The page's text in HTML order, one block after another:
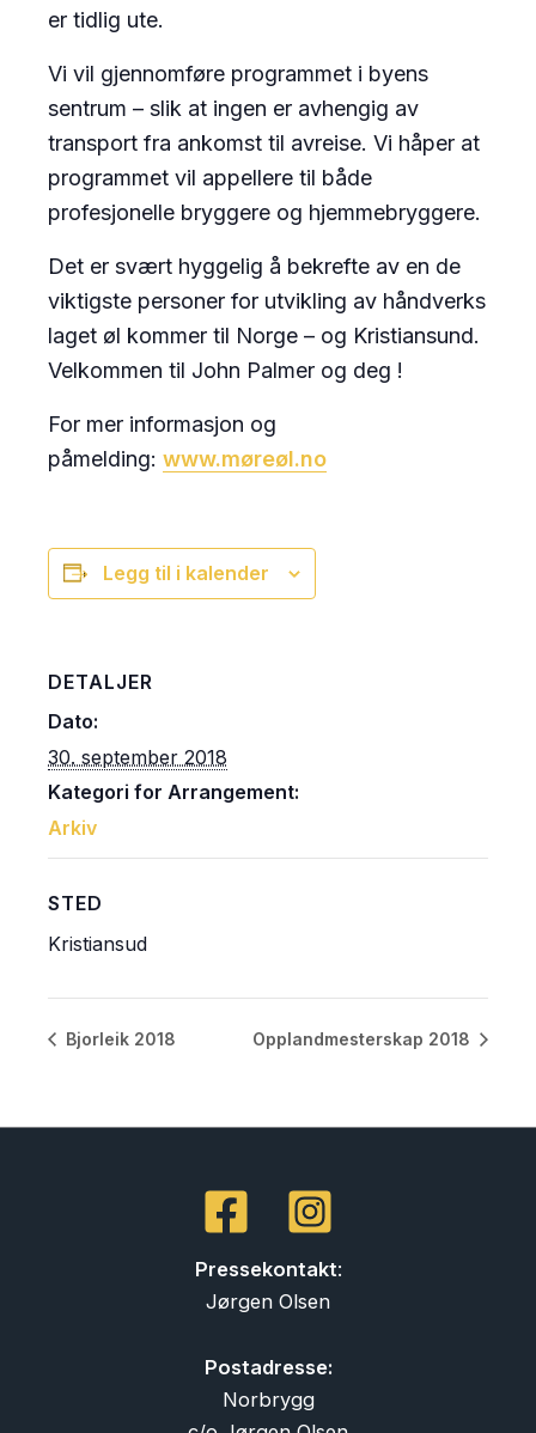
er tidlig ute.
Vi vil gjennomføre programmet i byens
sentrum – slik at ingen er avhengig av
transport fra ankomst til avreise. Vi håper at
programmet vil appellere til både
profesjonelle bryggere og hjemmebryggere.
Det er svært hyggelig å bekrefte av en de
viktigste personer for utvikling av håndverks
laget øl kommer til Norge – og Kristiansund.
Velkommen til John Palmer og deg !
For mer informasjon og
påmelding: www.møreøl.no
Legg til i kalender
DETALJER
Dato:
30. september 2018
Kategori for Arrangement:
Arkiv
STED
Kristiansud
Bjorleik 2018 Opplandmesterskap 2018
Pressekontakt:
Jørgen Olsen
Postadresse:
Norbrygg